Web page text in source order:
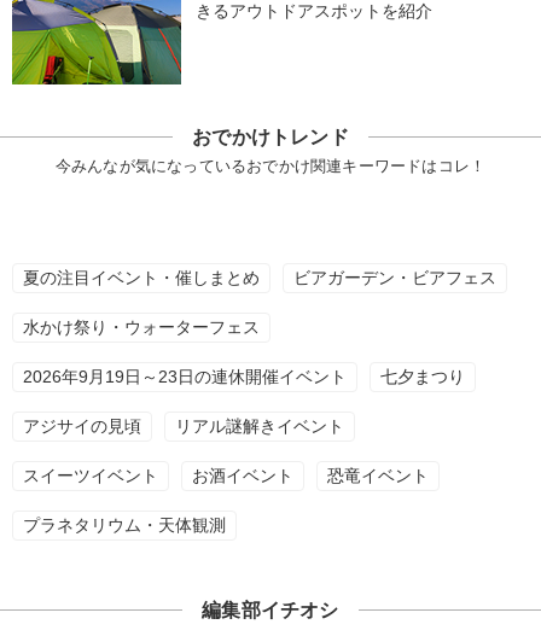
きるアウトドアスポットを紹介
おでかけトレンド
今みんなが気になっているおでかけ関連キーワードはコレ！
夏の注目イベント・催しまとめ ビアガーデン・ビアフェス
水かけ祭り・ウォーターフェス
2026年9月19日～23日の連休開催イベント 七夕まつり
アジサイの見頃 リアル謎解きイベント
スイーツイベント お酒イベント 恐竜イベント
プラネタリウム・天体観測
編集部イチオシ